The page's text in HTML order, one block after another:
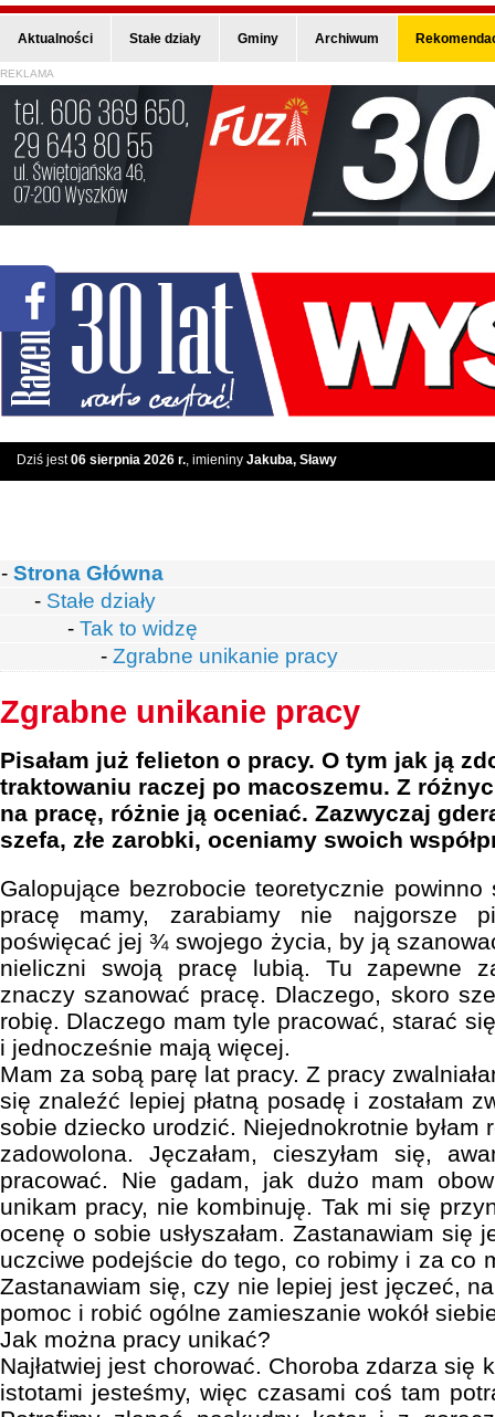
Aktualności Stałe działy Gminy Archiwum
REKLAMA
Dziś jest06 sierpnia 2026 r., imieniny Jakuba, Sławy
- Strona Główna
- Stałe działy
- Tak to widzę
- Zgrabne unikanie pracy
Zgrabne unikanie pracy
Pisałam już felieton o pracy. O tym jak ją
traktowaniu raczej po macoszemu. Z
na pracę, różnie ją oceniać. Zazwyczaj
szefa, złe zarobki, oceniamy swoich
Galopujące bezrobocie teoretycznie
pracę mamy, zarabiamy nie najgorsze
poświęcać jej ¾ swojego życia, by ją
nieliczni swoją pracę lubią. Tu zapewne
znaczy szanować pracę. Dlaczego, skoro
robię. Dlaczego mam tyle pracować, starać
i jednocześnie mają więcej.
Mam za sobą parę lat pracy. Z pracy
się znaleźć lepiej płatną posadę i zostałam
sobie dziecko urodzić. Niejednokrotnie byłam
zadowolona. Jęczałam, cieszyłam się,
pracować. Nie gadam, jak dużo mam
unikam pracy, nie kombinuję. Tak mi się
ocenę o sobie usłyszałam. Zastanawiam się
uczciwe podejście do tego, co robimy i za co
Zastanawiam się, czy nie lepiej jest jęczeć,
pomoc i robić ogólne zamieszanie wokół
Jak można pracy unikać?
Najłatwiej jest chorować. Choroba zdarza się
istotami jesteśmy, więc czasami coś tam